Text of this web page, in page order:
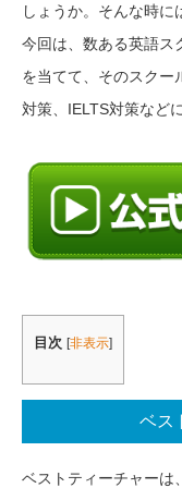
しょうか。そんな時に
今回は、数ある英語ス
を当てて、そのスクー
対策、IELTS対策など
目次 [非表示]
ベス
ベストティーチャーは